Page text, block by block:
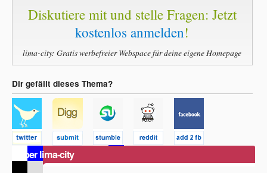
Diskutiere mit und stelle Fragen: Jetzt
kostenlos anmelden!
lima-city: Gratis werbefreier Webspace für deine eigene Homepage
Dir gefällt dieses Thema?
Über lima-city